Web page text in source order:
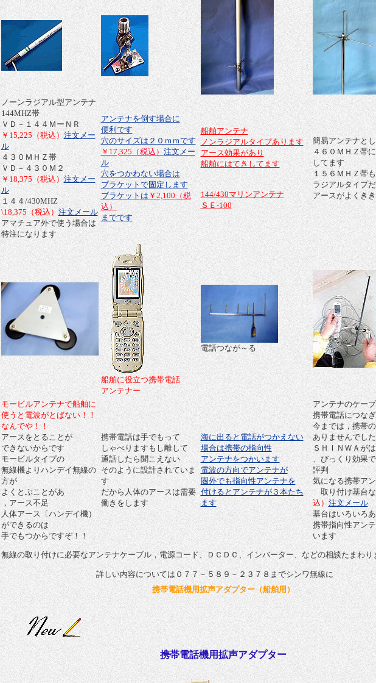
ノーンラジアル型アンテナ
144MHZ帯
ＶＤ－１４４ＭーＮＲ
￥15,225（税込） 注文メー
ル
４３０ＭＨＺ帯
ＶＤ－４３０Ｍ２
￥18,375 （税込）注文メー
ル
１４４/430MHZ
\18,375（税込） 注文メール
アマチュア外で使う場合は
特注になります
アンテナを倒す場合に
便利です
穴のサイズは２０ｍｍです
￥17,325 （税込）注文メー
ル
穴をつかわない場合は
ブラケットで固定します
ブラケットは ￥2,100（税
込）
までです
船舶アンテナ
ノンラジアルタイプあります
アース効果があり
船舶にはてきしてます
144/430マリンアンテナ
ＳＥ-100
簡易アンテナと
４６０ＭＨＺ帯
してます
１５６ＭＨＺ帯
ラジアルタイプ
アースがよくき
船舶に役立つ携帯電話
アンテナー
電話つなが～る
モービルアンテナで船舶に
使うと電波がとばない！！
なんでや！！
アースをとることが
できないからです
モービルタイプの
無線機よりハンデイ無線の
方が
よくとぶことがあ
，アース不足
人体アース〔ハンデイ機）
ができるのは
手でもつからですぞ！！
携帯電話は手でもって
しゃべりますもし離して
通話したら聞こえない
そのように設計されていま
す
だから人体のアースは需要
働きをします
海に出ると電話がつかえない
場合は携帯の指向性
アンテナをつかいます
電波の方向でアンテナが
圏外でも指向性アンテナを
付けるとアンテナが３本たち
ます
アンテナのケー
携帯電話につな
今までは，携帯
ありませんでした
ＳＨＩＮＷＡが
、びっくり効果
評判
気になる携帯ア
取り付け基台な
込）注文メール
基台はいろいろ
携帯指向性アン
います
無線の取り付けに必要なアンテナケーブル，電源コード、ＤＣＤＣ、インバーター、などの相談たまわり
詳しい内容については０７７－５８９－２３７８までシンワ無線に
携帯電話機用拡声アダプター（船舶用）
携帯電話機用拡声アダプター